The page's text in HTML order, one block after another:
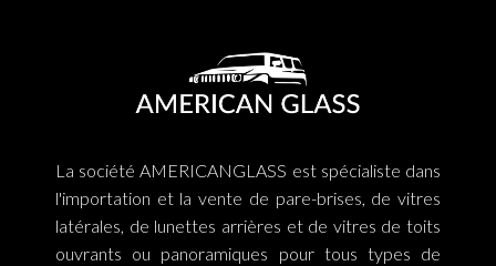
La société AMERICANGLASS est spécialiste dans
l'importation et la vente de pare-brises, de vitres
latérales, de lunettes arrières et de vitres de toits
ouvrants ou panoramiques pour tous types de